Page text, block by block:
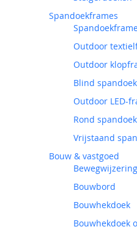
Spandoekframes
Outdoor
Outdoor
Blind
Outdoor LED-
Rond
Vrijstaand
Bouw & vastgoed
Bewegwijzering
Bouwbord
Bouwhekdoek
Bouwhekdoek